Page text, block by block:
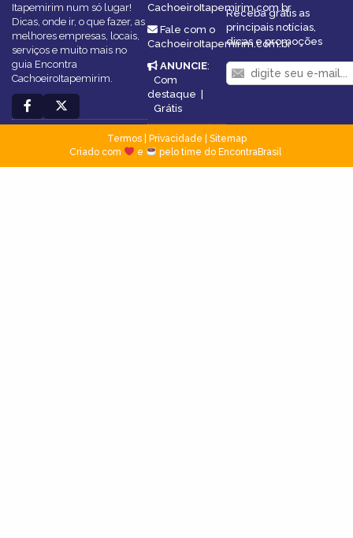
Itapemirim num só lugar!
Dicas, onde ir, o que fazer, as
melhores empresas, locais,
serviços e muito mais no
guia Encontra
CachoeiroItapemirim.
CachoeiroItapemirim.com.br
Fale com o
CachoeiroItapemirim.com.br
ANUNCIE:
Com
destaque |
Grátis
Receba grátis as
principais notícias,
dicas e promoções
Termos| Privacidade
Sitemap
Criado com
e pelo time do EncontraBrasil